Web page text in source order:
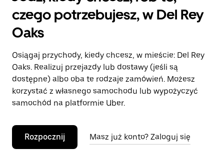
czego potrzebujesz, w Del Rey
Oaks
Osiągaj przychody, kiedy chcesz, w mieście: Del Rey
Oaks. Realizuj przejazdy lub dostawy (jeśli są
dostępne) albo oba te rodzaje zamówień. Możesz
korzystać z własnego samochodu lub wypożyczyć
samochód na platformie Uber.
Rozpocznij Masz już konto? Zaloguj się